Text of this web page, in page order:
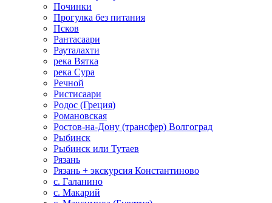
Починки
Прогулка без питания
Псков
Рантасаари
Рауталахти
река Вятка
река Сура
Речной
Ристисаари
Родос (Греция)
Романовская
Ростов-на-Дону (трансфер) Волгоград
Рыбинск
Рыбинск или Тутаев
Рязань
Рязань + экскурсия Константиново
с. Галанино
с. Макарий